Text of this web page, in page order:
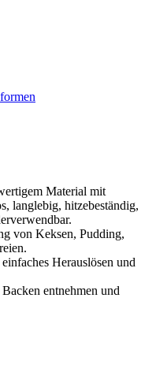
Material mit
langlebig, hitzebeständig,
von Keksen, Pudding,
Herauslösen und
entnehmen und